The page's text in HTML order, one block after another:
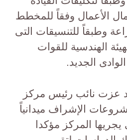
الأعمال وفقاً للمخطط
وطبقاً للتنسيقات التى
الهندسية للقوات
الجديد.
عزت نائب رئيس مركز
الإشراف ميدانياً
المركز مؤكدا